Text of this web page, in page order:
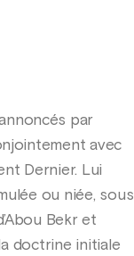
par
avec
Dernier. Lui
ou niée, sous
Bekr et
doctrine initiale